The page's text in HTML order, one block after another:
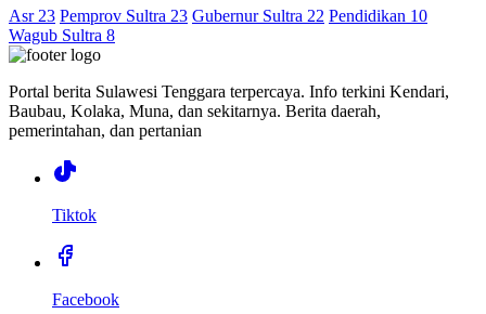
Asr 23 Pemprov Sultra 23 Gubernur Sultra 22 Pendidikan 10
Wagub Sultra 8
Portal berita Sulawesi Tenggara terpercaya. Info terkini Kendari,
Baubau, Kolaka, Muna, dan sekitarnya. Berita daerah,
pemerintahan, dan pertanian
Tiktok
Facebook